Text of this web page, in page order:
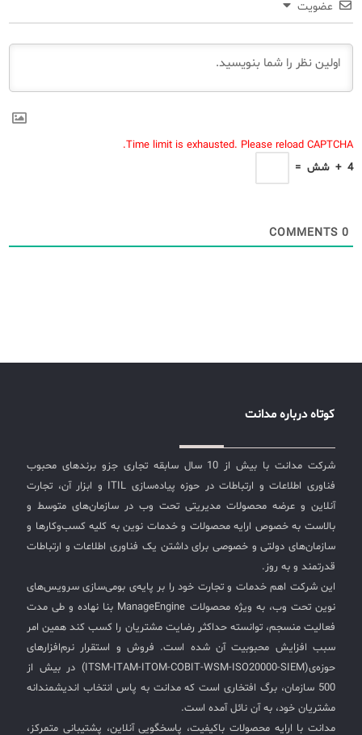
عضویت
Time limit is exhausted. Please reload CAPTCHA.
4
+ شش =
0
کوتاه درباره مدانت
شرکت مدانت با بیش از 10 سال سابقه تجاری جزو برندهای محبوب
فناوری اطلاعات و ارتباطات در حوزه پیاده‌سازی ITIL و ابزار آن، تجارت
آنلاین و عرضه محصولات مدیریتی تحت وب در سازمان‌های متوسط و
بالاست به خصوص ارایه محصولات و خدمات نوین به کلیه کسب‌وکارها و
سازمان‌های دولتی و خصوصی برای داشتن یک فناوری اطلاعات و ارتباطات
قدرتمند و به روز.
این شرکت اهم خدمات و تجارت خود را بر پایه‌ی بومی‌سازی سرویس‌های
نوین تحت وب، به ویژه محصولات ManageEngine بنا نهاده و طی مدت
فعالیت منسجم، توانسته حداکثر رضایت مشتریان را کسب کند همین امر
سبب افزایش محبوبیت آن شده است. فروش و استقرار نرم‌افزارهای
حوزه‌ی(ITSM-ITAM-ITOM-COBIT-WSM-ISO20000-SIEM) در بیش از
500 سازمان، برگ افتخاری است که مدانت به پاس انتخاب اندیشمندانه
مشتریان خود، به آن نائل آمده است.
مدانت با ارایه محصولات باکیفیت، پاسخگویی آنلاین، پشتیبانی متمرکز،